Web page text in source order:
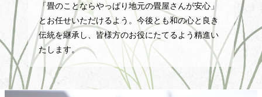
「畳のことならやっぱり地元の畳屋さんが安心」
とお任せいただけるよう。今後とも和の心と良き
伝統を継承し、皆様方のお役にたてるよう精進い
たします。